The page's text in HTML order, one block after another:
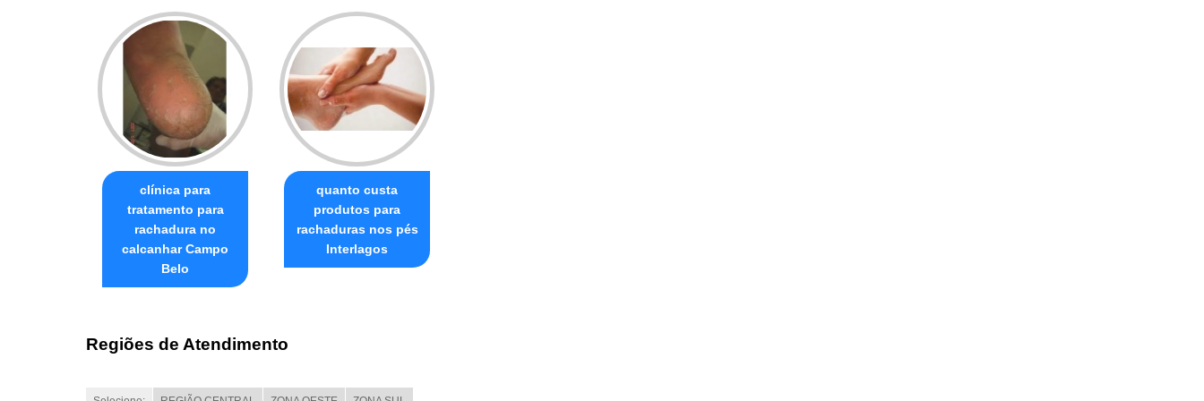
clínica para
tratamento para
rachadura no
calcanhar Campo
Belo
quanto custa
produtos para
rachaduras nos pés
Interlagos
Regiões de Atendimento